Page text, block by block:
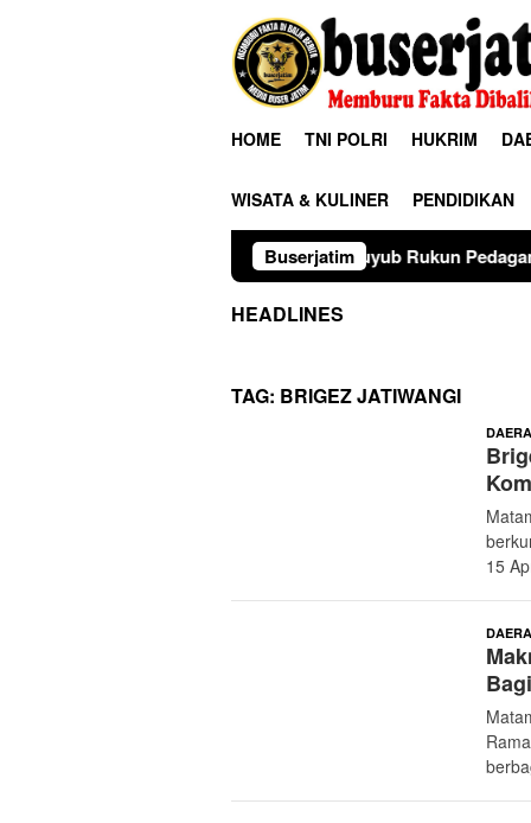
HOME TNI POLRI HUKRIM
WISATA & KULINER PENDIDIKAN
Buserjatim
Guyub Rukun Pedagang Pasar Bawah
HEADLINES
TAG: BRIGEZ JATIWANGI
15